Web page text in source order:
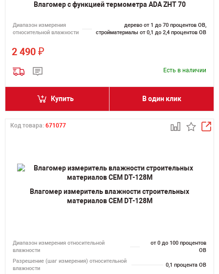
Влагомер с функцией термометра ADA ZHT 70
Диапазон измерения
относительной влажности
дерево от 1 до 70 процентов ОВ,
стройматериалы от 0,1 до 2,4 процентов ОВ
2 490 ₽
Есть в наличии
Купить В один клик
Код товара: 671077
Влагомер измеритель влажности строительных
материалов CEM DT-128M
Диапазон измерения относительной
влажности
от 0 до 100 процентов
ОВ
Разрешение (шаг измерения) относительной
влажности
0,1 процента ОВ